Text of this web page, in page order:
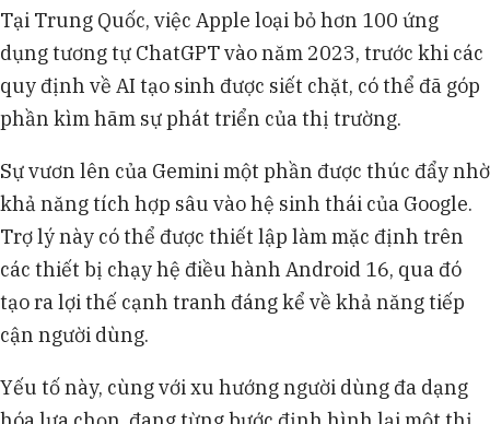
Tại Trung Quốc, việc Apple loại bỏ hơn 100 ứng
dụng tương tự ChatGPT vào năm 2023, trước khi các
quy định về AI tạo sinh được siết chặt, có thể đã góp
phần kìm hãm sự phát triển của thị trường.
Sự vươn lên của Gemini một phần được thúc đẩy nhờ
khả năng tích hợp sâu vào hệ sinh thái của Google.
Trợ lý này có thể được thiết lập làm mặc định trên
các thiết bị chạy hệ điều hành Android 16, qua đó
tạo ra lợi thế cạnh tranh đáng kể về khả năng tiếp
cận người dùng.
Yếu tố này, cùng với xu hướng người dùng đa dạng